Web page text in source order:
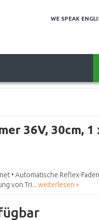
WE SPEAK
36V, 30cm,
• Automatische Reflex-
von Tri... weiterlesen »